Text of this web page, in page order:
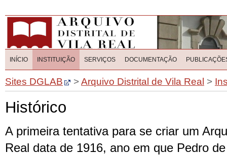
INÍCIO INSTITUIÇÃO SERVIÇOS DOCUMENTAÇÃO
Sites DGLAB >Arquivo Distrital de Vila Real >
Histórico
A primeira tentativa para se criar um
Real data de 1916, ano em que Pedro